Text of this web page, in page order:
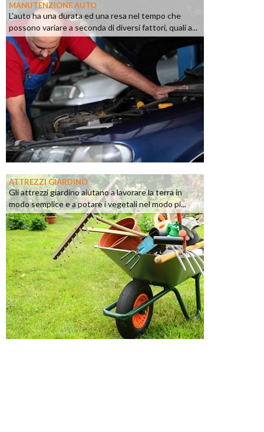
MANUTENZIONE AUTO
L'auto ha una durata ed una resa nel tempo che
possono variare a seconda di diversi fattori, quali a...
ATTREZZI GIARDINO
Gli attrezzi giardino aiutano a lavorare la terra in
modo semplice e a potare i vegetali nel modo pi...